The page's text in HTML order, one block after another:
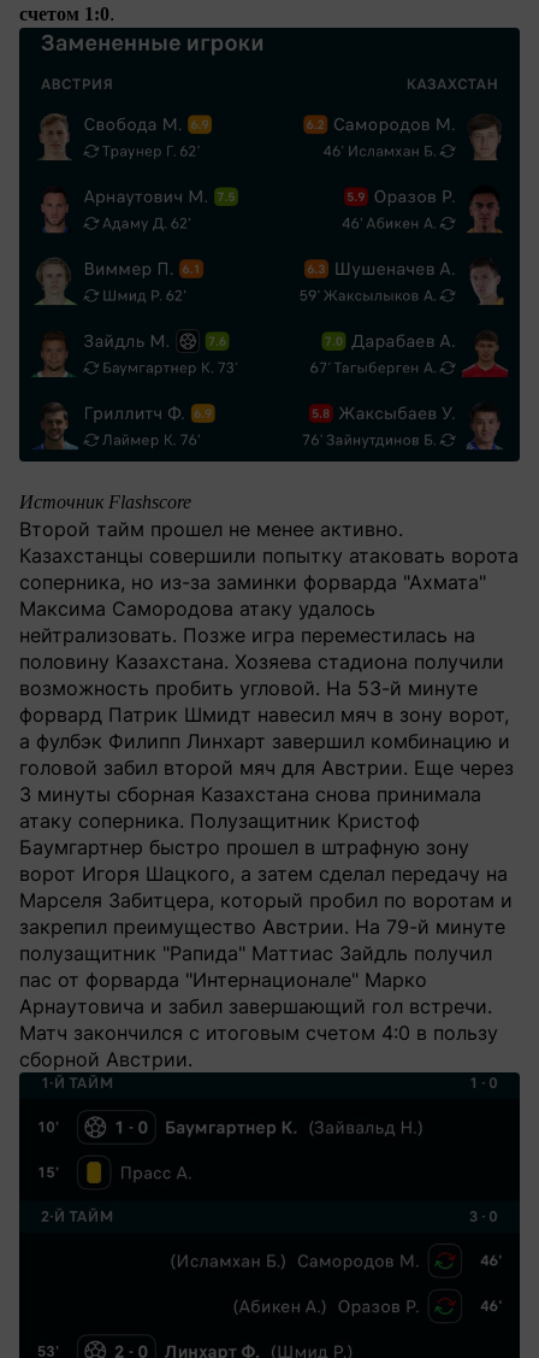
счетом 1:0.
Источник Flashscore
Второй тайм прошел не менее активно.
Казахстанцы совершили попытку атаковать ворота
соперника, но из-за заминки форварда "Ахмата"
Максима Самородова атаку удалось
нейтрализовать. Позже игра переместилась на
половину Казахстана. Хозяева стадиона получили
возможность пробить угловой. На 53-й минуте
форвард Патрик Шмидт навесил мяч в зону ворот,
а фулбэк Филипп Линхарт завершил комбинацию и
головой забил второй мяч для Австрии. Еще через
3 минуты сборная Казахстана снова принимала
атаку соперника. Полузащитник Кристоф
Баумгартнер быстро прошел в штрафную зону
ворот Игоря Шацкого, а затем сделал передачу на
Марселя Забитцера, который пробил по воротам и
закрепил преимущество Австрии. На 79-й минуте
полузащитник "Рапида" Маттиас Зайдль получил
пас от форварда "Интернационале" Марко
Арнаутовича и забил завершающий гол встречи.
Матч закончился с итоговым счетом 4:0 в пользу
сборной Австрии.